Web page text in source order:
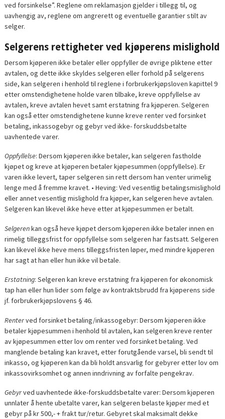
ved forsinkelse”. Reglene om reklamasjon gjelder i tillegg til, og
uavhengig av, reglene om angrerett og eventuelle garantier stilt av
selger.
Selgerens rettigheter ved kjøperens mislighold
Dersom kjøperen ikke betaler eller oppfyller de øvrige pliktene etter
avtalen, og dette ikke skyldes selgeren eller forhold på selgerens
side, kan selgeren i henhold til reglene i forbrukerkjøpsloven kapittel 9
etter omstendighetene holde varen tilbake, kreve oppfyllelse av
avtalen, kreve avtalen hevet samt erstatning fra kjøperen. Selgeren
kan også etter omstendighetene kunne kreve renter ved forsinket
betaling, inkassogebyr og gebyr ved ikke- forskuddsbetalte
uavhentede varer.
Oppfyllelse: Dersom kjøperen ikke betaler, kan selgeren fastholde
kjøpet og kreve at kjøperen betaler kjøpesummen (oppfyllelse). Er
varen ikke levert, taper selgeren sin rett dersom han venter urimelig
lenge med å fremme kravet. • Heving: Ved vesentlig betalingsmislighold
eller annet vesentlig mislighold fra kjøper, kan selgeren heve avtalen.
Selgeren kan likevel ikke heve etter at kjøpesummen er betalt.
Selgerenkan også heve kjøpet dersom kjøperen ikke betaler innen en
rimelig tilleggsfrist for oppfyllelse som selgeren har fastsatt. Selgeren
kan likevel ikke heve mens tilleggsfristen løper, med mindre kjøperen
har sagt at han eller hun ikke vil betale.
Erstatning: Selgeren kan kreve erstatning fra kjøperen for økonomisk
tap han eller hun lider som følge av kontraktsbrudd fra kjøperens side
jf. forbrukerkjøpslovens § 46.
Renterved forsinket betaling/inkassogebyr: Dersom kjøperen ikke
betaler kjøpesummen i henhold til avtalen, kan selgeren kreve renter
av kjøpesummen etter lov om renter ved forsinket betaling. Ved
manglende betaling kan kravet, etter forutgående varsel, bli sendt til
inkasso, og kjøperen kan da bli holdt ansvarlig for gebyrer etter lov om
inkassovirksomhet og annen inndrivning av forfalte pengekrav.
Gebyrved uavhentede ikke-forskuddsbetalte varer: Dersom kjøperen
unnlater å hente ubetalte varer, kan selgeren belaste kjøper med et
gebyr på kr 500,- + frakt tur/retur. Gebyret skal maksimalt dekke